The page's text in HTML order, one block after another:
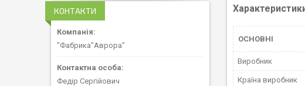
ОСНОВНІ
Виробник
Країна виробник
КОНТАКТИ
"Фабрика"Аврора"
Федір Сергійович